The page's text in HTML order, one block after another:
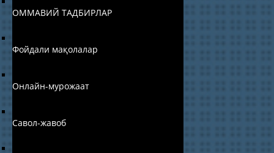
ОММАВИЙ ТАДБИРЛАР
Фойдали мақолалар
Онлайн-мурожаат
Савол-жавоб